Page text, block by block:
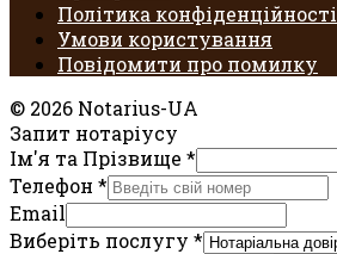
Політика конфіденційності
Умови користування
Повідомити про помилку
© 2026 Notarius-UA
Запит нотаріусу
Ім'я та Прізвище *
Телефон *
Email
Виберіть послугу *